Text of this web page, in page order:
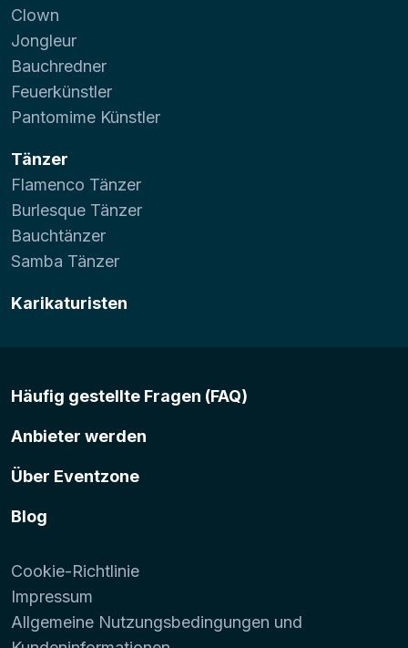
Clown
Jongleur
Bauchredner
Feuerkünstler
Pantomime Künstler
Tänzer
Flamenco Tänzer
Burlesque Tänzer
Bauchtänzer
Samba Tänzer
Karikaturisten
Häufig gestellte Fragen (FAQ)
Anbieter werden
Über Eventzone
Blog
Cookie-Richtlinie
Impressum
Allgemeine Nutzungsbedingungen und